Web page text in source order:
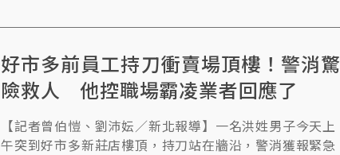
好市多前員工持刀衝賣場頂樓！警消驚
險救人 他控職場霸凌業者回應了
【記者曾伯愷、劉沛妘／新北報導】一名洪姓男子今天上
午突到好市多新莊店樓頂，持刀站在牆沿，警消獲報緊急